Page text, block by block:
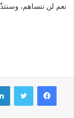
نعم لن ننساهم،
فيسبوك